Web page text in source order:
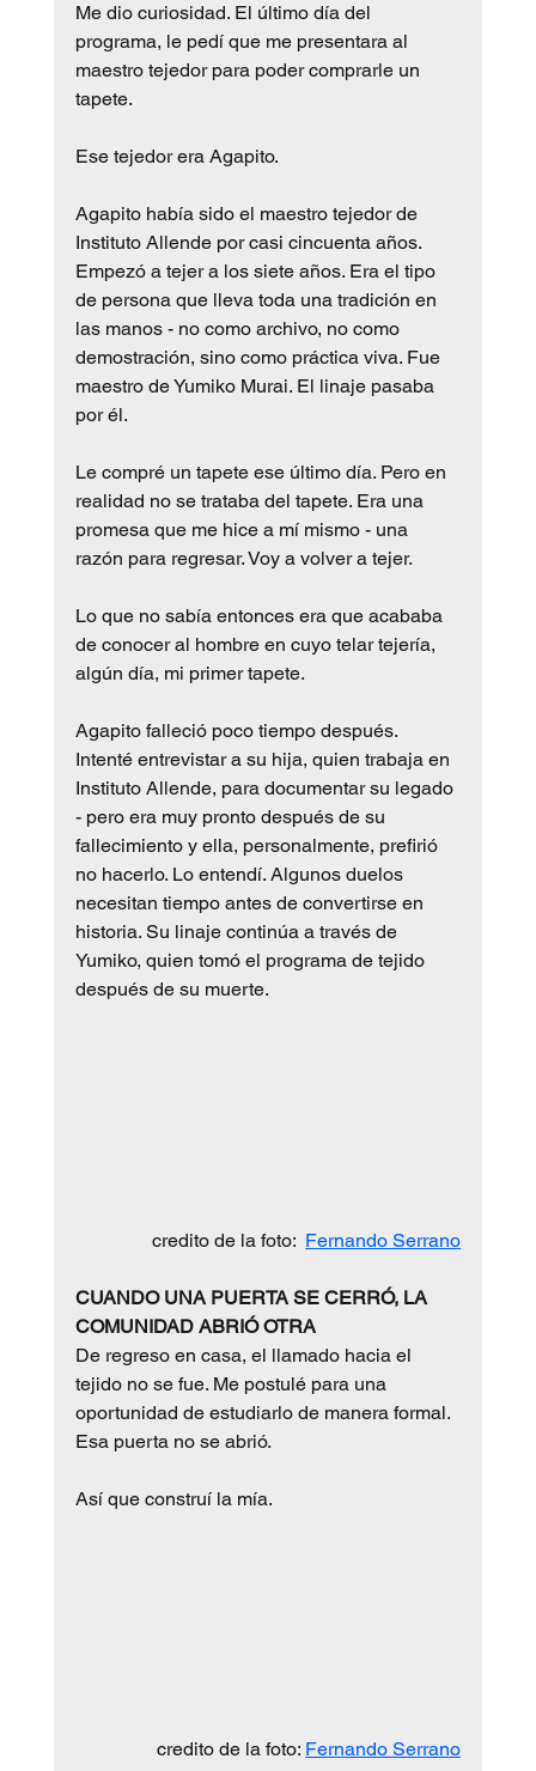
Me dio curiosidad. El último día del
programa, le pedí que me presentara al
maestro tejedor para poder comprarle un
tapete.
Ese tejedor era Agapito.
Agapito había sido el maestro tejedor de
Instituto Allende por casi cincuenta años.
Empezó a tejer a los siete años. Era el tipo
de persona que lleva toda una tradición en
las manos - no como archivo, no como
demostración, sino como práctica viva. Fue
maestro de Yumiko Murai. El linaje pasaba
por él.
Le compré un tapete ese último día. Pero en
realidad no se trataba del tapete. Era una
promesa que me hice a mí mismo - una
razón para regresar. Voy a volver a tejer.
Lo que no sabía entonces era que acababa
de conocer al hombre en cuyo telar tejería,
algún día, mi primer tapete.
Agapito falleció poco tiempo después.
Intenté entrevistar a su hija, quien trabaja en
Instituto Allende, para documentar su legado
- pero era muy pronto después de su
fallecimiento y ella, personalmente, prefirió
no hacerlo. Lo entendí. Algunos duelos
necesitan tiempo antes de convertirse en
historia. Su linaje continúa a través de
Yumiko, quien tomó el programa de tejido
después de su muerte.
credito de la foto: Fernando Serrano
CUANDO UNA PUERTA SE CERRÓ, LA
COMUNIDAD ABRIÓ OTRA
De regreso en casa, el llamado hacia el
tejido no se fue. Me postulé para una
oportunidad de estudiarlo de manera formal.
Esa puerta no se abrió.
Así que construí la mía.
credito de la foto: Fernando Serrano